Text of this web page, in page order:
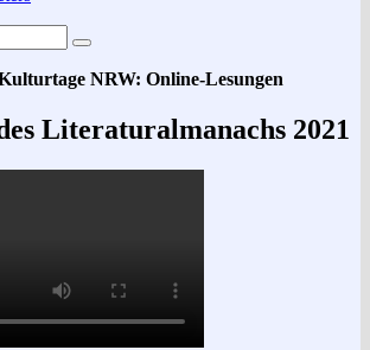
Suchen
NRW: Online-Lesungen
Literaturalmanachs 2021